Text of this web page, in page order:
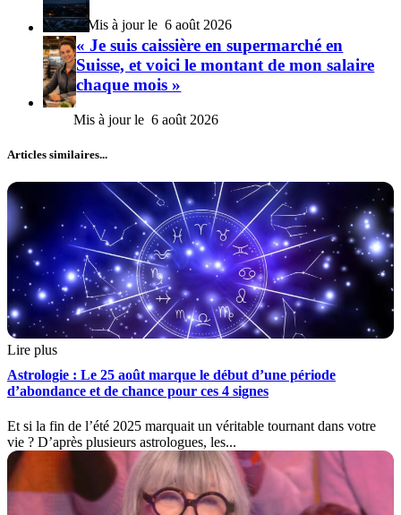
6 août 2026
« Je suis caissière en supermarché en
Suisse, et voici le montant de mon salaire
chaque mois »
6 août 2026
Articles similaires...
Lire plus
Astrologie : Le 25 août marque le début d’une période
d’abondance et de chance pour ces 4 signes
Et si la fin de l’été 2025 marquait un véritable tournant dans votre
vie ? D’après plusieurs astrologues, les...